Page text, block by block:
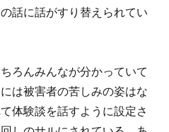
話に話がすり替えられてい
ろんみんなが分かっていて
は被害者の苦しみの姿はな
体験談を話すように設定さ